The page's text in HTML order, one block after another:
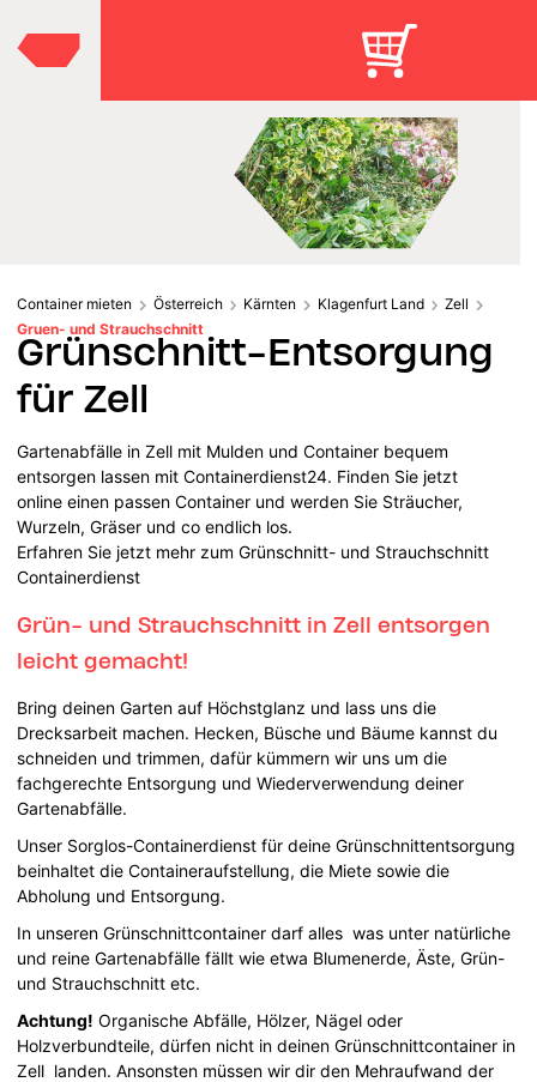
Container mieten Österreich Kärnten Klagenfurt Land
Zell
Gruen- und Strauchschnitt
Grünschnitt-Entsorgung
für Zell
Gartenabfälle in Zell mit Mulden und Container bequem
entsorgen lassen mit Containerdienst24. Finden Sie jetzt
online einen passen Container und werden Sie Sträucher,
Wurzeln, Gräser und co endlich los.
Erfahren Sie jetzt mehr zum Grünschnitt- und Strauchschnitt
Containerdienst
Grün- und Strauchschnitt in Zell entsorgen
leicht gemacht!
Bring deinen Garten auf Höchstglanz und lass uns die
Drecksarbeit machen. Hecken, Büsche und Bäume kannst du
schneiden und trimmen, dafür kümmern wir uns um die
fachgerechte Entsorgung und Wiederverwendung deiner
Gartenabfälle.
Unser Sorglos-Containerdienst für deine Grünschnittentsorgung
beinhaltet die Containeraufstellung, die Miete sowie die
Abholung und Entsorgung.
In unseren Grünschnittcontainer darf alles was unter natürliche
und reine Gartenabfälle fällt wie etwa Blumenerde, Äste, Grün-
und Strauchschnitt etc.
Achtung! Organische Abfälle, Hölzer, Nägel oder
Holzverbundteile, dürfen nicht in deinen Grünschnittcontainer in
Zell landen. Ansonsten müssen wir dir den Mehraufwand der